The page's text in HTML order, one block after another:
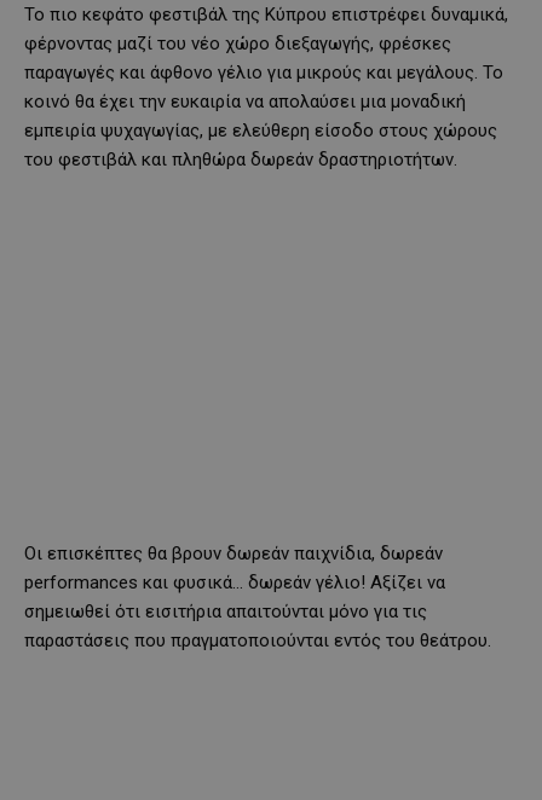
Το πιο κεφάτο φεστιβάλ της Κύπρου επιστρέφει δυναμικά,
φέρνοντας μαζί του νέο χώρο διεξαγωγής, φρέσκες
παραγωγές και άφθονο γέλιο για μικρούς και μεγάλους. Το
κοινό θα έχει την ευκαιρία να απολαύσει μια μοναδική
εμπειρία ψυχαγωγίας, με ελεύθερη είσοδο στους χώρους
του φεστιβάλ και πληθώρα δωρεάν δραστηριοτήτων.
Οι επισκέπτες θα βρουν δωρεάν παιχνίδια, δωρεάν
performances και φυσικά… δωρεάν γέλιο! Αξίζει να
σημειωθεί ότι εισιτήρια απαιτούνται μόνο για τις
παραστάσεις που πραγματοποιούνται εντός του θεάτρου.